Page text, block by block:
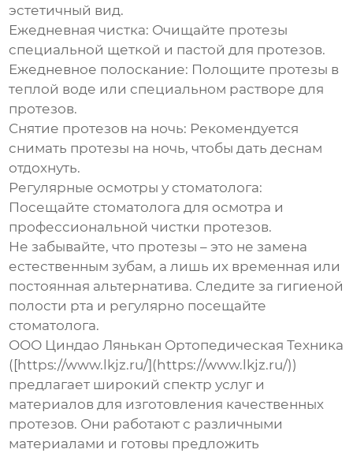
эстетичный вид.
Ежедневная чистка: Очищайте протезы
специальной щеткой и пастой для протезов.
Ежедневное полоскание: Полощите протезы в
теплой воде или специальном растворе для
протезов.
Снятие протезов на ночь: Рекомендуется
снимать протезы на ночь, чтобы дать деснам
отдохнуть.
Регулярные осмотры у стоматолога:
Посещайте стоматолога для осмотра и
профессиональной чистки протезов.
Не забывайте, что протезы – это не замена
естественным зубам, а лишь их временная или
постоянная альтернатива. Следите за гигиеной
полости рта и регулярно посещайте
стоматолога.
ООО Циндао Лянькан Ортопедическая Техника
([https://www.lkjz.ru/](https://www.lkjz.ru/))
предлагает широкий спектр услуг и
материалов для изготовления качественных
протезов. Они работают с различными
материалами и готовы предложить